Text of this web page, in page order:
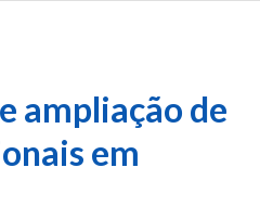
ampliação de
em